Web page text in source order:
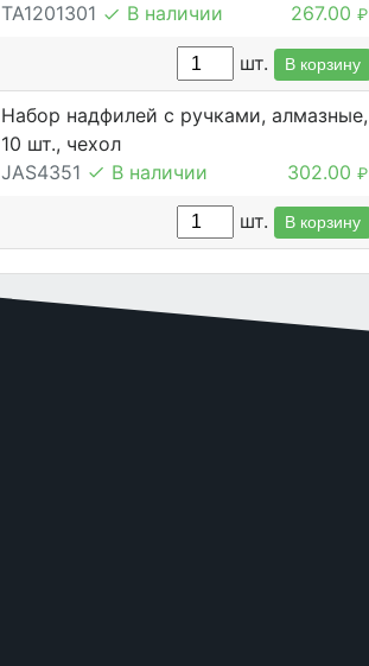
TA1201301
В наличии 267.00₽
шт. В корзину
Набор надфилей с ручками, алмазные,
10 шт., чехол
JAS4351
В наличии 302.00₽
шт. В корзину